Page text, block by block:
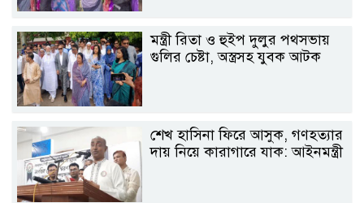
মন্ত্রী রিতা ও হুইপ দুলুর পথসভায়
গুলির চেষ্টা, অস্ত্রসহ যুবক আটক
শেখ হাসিনা ফিরে আসুক, গণহত্যার
দায় নিয়ে কারাগারে যাক: আইনমন্ত্রী